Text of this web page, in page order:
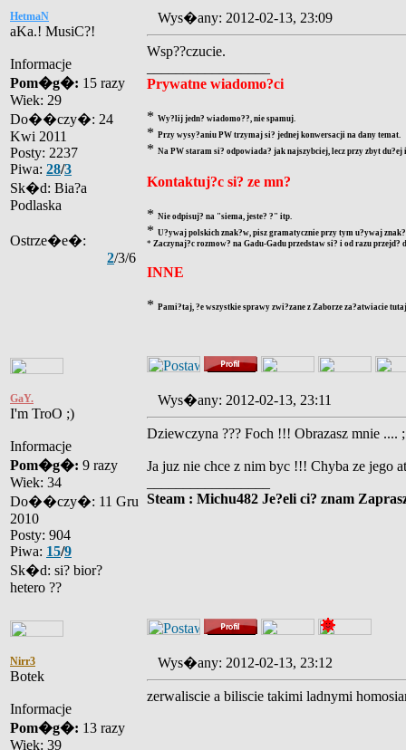
HetmaN
aKa.! MusiC?!
Informacje
Pom�g�: 15 razy
Wiek: 29
Do��czy�: 24
Kwi 2011
Posty: 2237
Piwa: 28/3
Sk�d: Bia?a
Podlaska
Ostrze�e�:
2/3/6
Wys�any: 2012-02-13, 23:09
Wsp??czucie.
Prywatne wiadomo?ci
* Wy?lij jedn? wiadomo??, nie spamuj.
* Przy wysy?aniu PW trzymaj si? jednej konwersacji na dany temat.
* Na PW staram si? odpowiada? jak najszybciej, lecz przy zbyt
Kontaktuj?c si? ze mn?
* Nie odpisuj? na "siema, jeste? ?" itp.
* U?ywaj polskich znak?w, pisz gramatycznie przy tym u?ywaj
* Zaczynaj?c rozmow? na Gadu-Gadu przedstaw si? i od razu przejd?
INNE
* Pami?taj, ?e wszystkie sprawy zwi?zane z Zaborze za?atwiacie
GaY.
I'm TroO ;)
Informacje
Pom�g�: 9 razy
Wiek: 34
Do��czy�: 11 Gru
2010
Posty: 904
Piwa: 15/9
Sk�d: si? bior?
hetero ??
Wys�any: 2012-02-13, 23:11
Dziewczyna ??? Foch !!! Obrazasz mnie .... ;
Ja juz nie chce z nim byc !!! Chyba ze jego
Steam : Michu482 Je?eli ci? znam
Nirr3
Botek
Informacje
Pom�g�: 13 razy
Wiek: 39
Wys�any: 2012-02-13, 23:12
zerwaliscie a biliscie takimi ladnymi